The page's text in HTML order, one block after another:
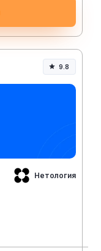
9.8
Нетология